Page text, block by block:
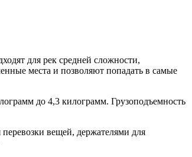
для рек средней сложности,
места и позволяют попадать в самые
до 4,3 килограмм. Грузоподъемность
вещей, держателями для